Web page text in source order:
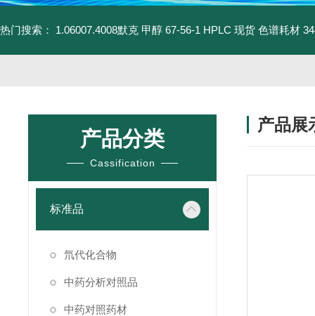
热门搜索： 1.06007.4008默克 甲醇 67-56-1 HPLC 现货 色谱耗材
产品分类
Cassification
标准品
氘代化合物
中药分析对照品
中药对照药材
产品展